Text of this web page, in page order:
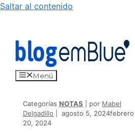
Saltar al contenido
Menú
Categorías NOTAS por Mabel
Delgadillo
agosto 5, 2024febrero
20, 2024